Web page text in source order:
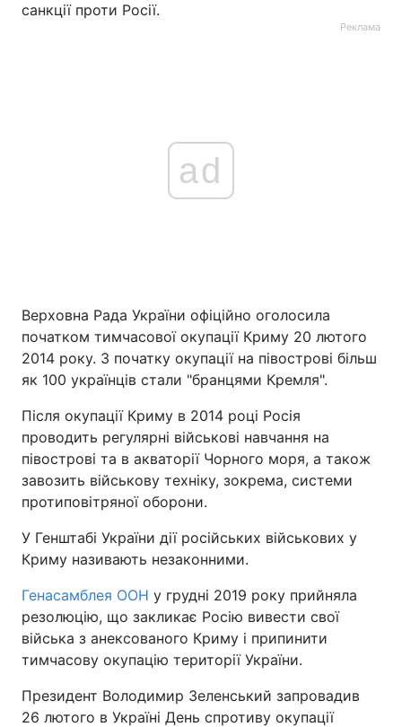
санкції проти Росії.
Реклама
ad
Верховна Рада України офіційно оголосила
початком тимчасової окупації Криму 20 лютого
2014 року. З початку окупації на півострові більш
як 100 українців стали "бранцями Кремля".
Після окупації Криму в 2014 році Росія
проводить регулярні військові навчання на
півострові та в акваторії Чорного моря, а також
завозить військову техніку, зокрема, системи
протиповітряної оборони.
У Генштабі України дії російських військових у
Криму називають незаконними.
Генасамблея ООН у грудні 2019 року прийняла
резолюцію, що закликає Росію вивести свої
війська з анексованого Криму і припинити
тимчасову окупацію території України.
Президент Володимир Зеленський запровадив
26 лютого в Україні День спротиву окупації